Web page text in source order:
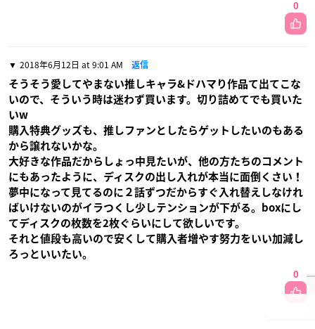
0
2018年6月12日 at 9:01 AM 返信
そうそう愛してやまない推しキャラ&ドハマり作品て出てこな
いので、そういう時は迷わず買います。切り詰めてでも買いた
いw
購入特典グッズも、推しファンとしたらゲットしたいのもある
から譲れないかな。
大好きな作品だからしょっ中見たいが、他の方たちのコメント
にもあったように、ディスクの出し入れが本当に面倒くさい！
夢中になって見てるのに２話ずつだからすぐ入れ替えしなけれ
ばいけないのがイラつくし少しテンションが下がる。boxにし
てディスクの枚数を2枚ぐらいにして欲しいです。
それと値段も高いので安くして購入者増やす努力をいい加減し
ろっといいたい。
0